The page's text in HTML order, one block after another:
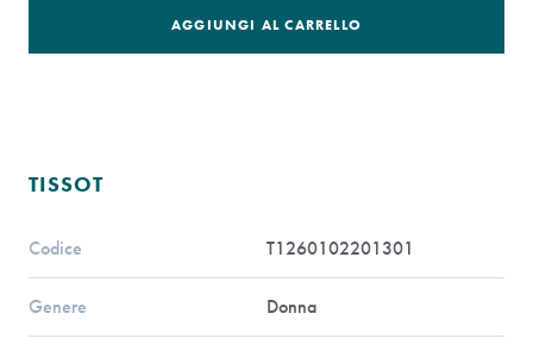
AGGIUNGI AL CARRELLO
TISSOT
Codice T1260102201301
Genere Donna